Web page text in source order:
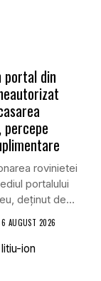
portal din
rovinietei
portalului
deținut de
din...
6 AUGUST 2026